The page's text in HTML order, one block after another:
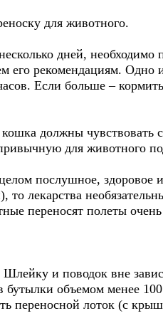
для животного.
дней, необходимо
его рекомендациям.
Если больше –
должны чувствовать
для животного
послушное, здоровое
лекарства
переносят полеты
и поводок вне
бутылки объемом менее
переносной лоток (с